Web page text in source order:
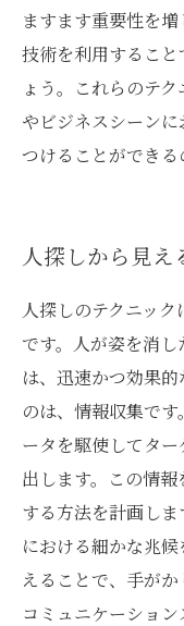
ますます重要性を
技術を利用するこ
ょう。これらのテ
やビジネスシーン
つけることができる
人探しから見え
人探しのテクニッ
です。人が姿を消
は、迅速かつ効果
のは、情報収集で
ータを駆使してタ
出します。この情
する方法を計画し
における細かな兆
えることで、手がか
コミュニケーショ